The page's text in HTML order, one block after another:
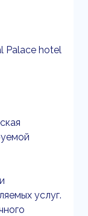
Palace hotel
услуг.